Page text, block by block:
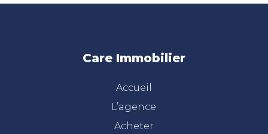
Care Immobilier
Accueil
L’agence
Acheter